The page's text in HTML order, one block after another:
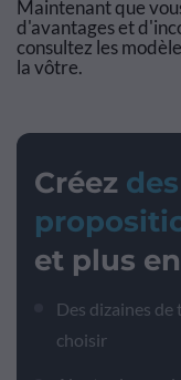
Maintenant que
d'avantages et
consultez les
la vôtre.
Créez
et plus
Des dizaines
choisir